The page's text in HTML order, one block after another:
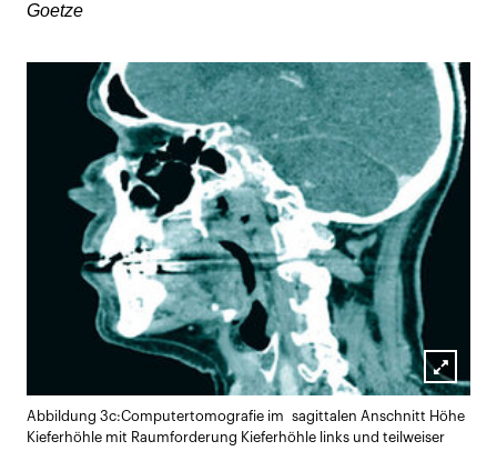
Goetze
öffnen
Abbildung 3c:Computertomografie im sagittalen Anschnitt Höhe
Kieferhöhle mit Raumforderung Kieferhöhle links und teilweiser